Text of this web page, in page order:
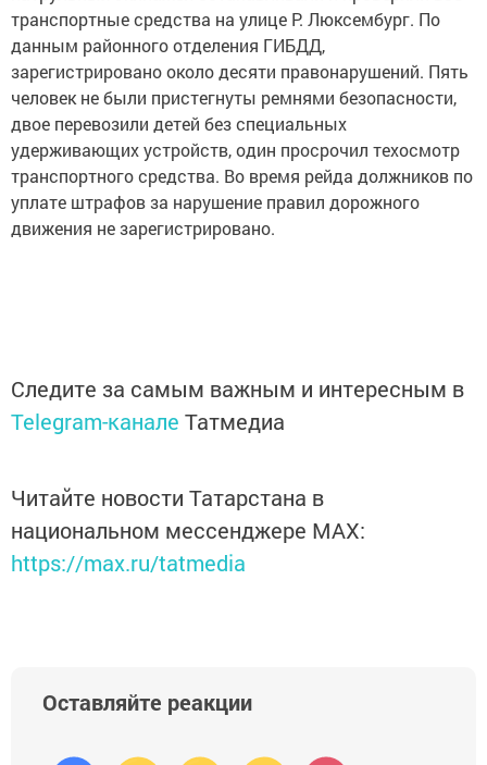
транспортные средства на улице Р. Люксембург. По
данным районного отделения ГИБДД,
зарегистрировано около десяти правонарушений. Пять
человек не были пристегнуты ремнями безопасности,
двое перевозили детей без специальных
удерживающих устройств, один просрочил техосмотр
транспортного средства. Во время рейда должников по
уплате штрафов за нарушение правил дорожного
движения не зарегистрировано.
Следите за самым важным и интересным в
Telegram-канале Татмедиа
Читайте новости Татарстана в
национальном мессенджере MАХ:
https://max.ru/tatmedia
Оставляйте реакции